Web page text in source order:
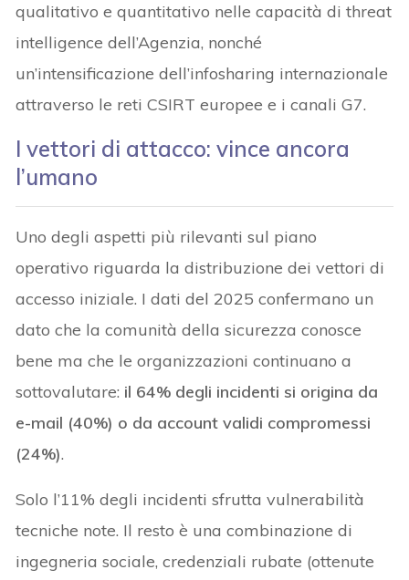
qualitativo e quantitativo nelle capacità di threat
intelligence dell’Agenzia, nonché
un’intensificazione dell’infosharing internazionale
attraverso le reti CSIRT europee e i canali G7.
I vettori di attacco: vince ancora
l’umano
Uno degli aspetti più rilevanti sul piano
operativo riguarda la distribuzione dei vettori di
accesso iniziale. I dati del 2025 confermano un
dato che la comunità della sicurezza conosce
bene ma che le organizzazioni continuano a
sottovalutare: il 64% degli incidenti si origina da
e-mail (40%) o da account validi compromessi
(24%).
Solo l’11% degli incidenti sfrutta vulnerabilità
tecniche note. Il resto è una combinazione di
ingegneria sociale, credenziali rubate (ottenute